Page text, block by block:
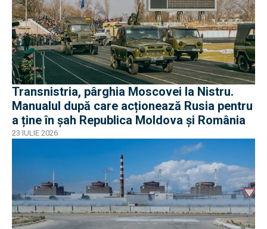
Transnistria, pârghia Moscovei la Nistru.
Manualul după care acționează Rusia pentru
a ține în șah Republica Moldova și România
23 IULIE 2026